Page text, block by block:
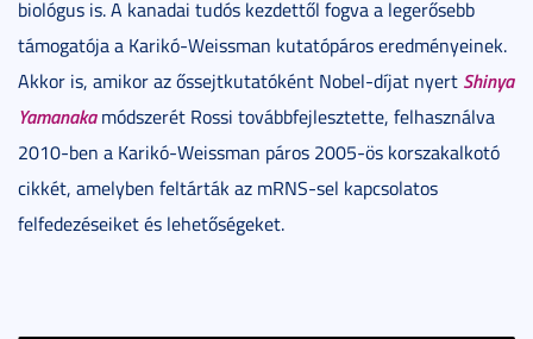
biológus is. A kanadai tudós kezdettől fogva a legerősebb
támogatója a Karikó-Weissman kutatópáros eredményeinek.
Akkor is, amikor az őssejtkutatóként Nobel-díjat nyert Shinya
Yamanakamódszerét Rossi továbbfejlesztette, felhasználva
2010-ben a Karikó-Weissman páros 2005-ös korszakalkotó
cikkét, amelyben feltárták az mRNS-sel kapcsolatos
felfedezéseiket és lehetőségeket.